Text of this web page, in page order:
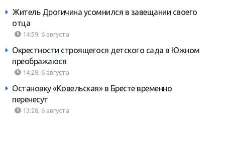
Житель Дрогичина усомнился в завещании своего
отца
14:59, 6 августа
Окрестности строящегося детского сада в Южном
преображаюся
14:28, 6 августа
Остановку «Ковельская» в Бресте временно
перенесут
13:28, 6 августа